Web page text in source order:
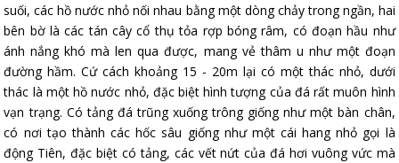
suối, các hồ nước nhỏ nối nhau bằng một dòng chảy trong ngần, hai
bên bờ là các tán cây cổ thụ tỏa rợp bóng râm, có đoạn hầu như
ánh nắng khó mà len qua được, mang vẻ thâm u như một đoạn
đường hầm. Cứ cách khoảng 15 - 20m lại có một thác nhỏ, dưới
thác là một hồ nước nhỏ, đặc biệt hình tượng của đá rất muôn hình
vạn trạng. Có tảng đá trũng xuống trông giống như một bàn chân,
có nơi tạo thành các hốc sâu giống như một cái hang nhỏ gọi là
động Tiên, đặc biệt có tảng, các vết nứt của đá hơi vuông vức mà